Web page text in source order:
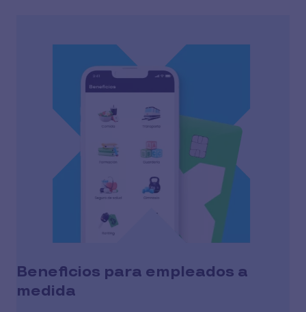
Beneficios para empleados a
medida